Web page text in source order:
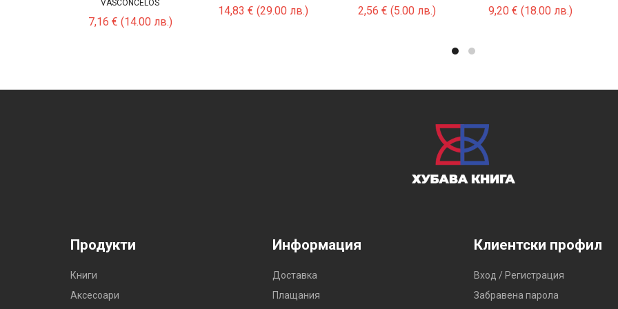
VASCONCELOS
7,16 € (14.00 лв.)
14,83€ (29.00 лв.) 2,56 € (5.00 лв.) 9,20 € (18.00 лв.)
Продукти
Книги
Аксесоари
Информация
Доставка
Плащания
Клиентски профил
Вход / Регистрация
Забравена парола